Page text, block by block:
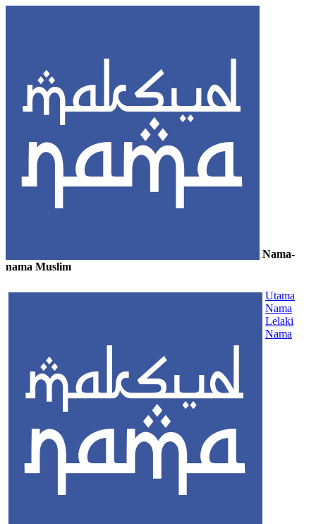
Nama-
nama Muslim
Utama
Nama
Lelaki
Nama